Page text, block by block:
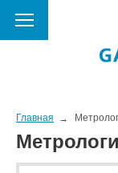
Главная